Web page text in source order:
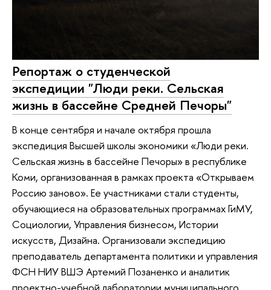
Репортаж о студенческой
экспедиции "Люди реки. Сельская
жизнь в бассейне Средней Печоры"
В конце сентября и начале октября прошла
экспедиция Высшей школы экономики «Люди реки.
Сельская жизнь в бассейне Печоры» в республике
Коми, организованная в рамках проекта «Открываем
Россию заново». Ее участниками стали студенты,
обучающиеся на образовательных программах ГиМУ,
Социологии, Управления бизнесом, Истории
искусств, Дизайна. Организовали экспедицию
преподаватель департамента политики и управления
ФСН НИУ ВШЭ Артемий Позаненко и аналитик
проектно-учебной лаборатории муниципального